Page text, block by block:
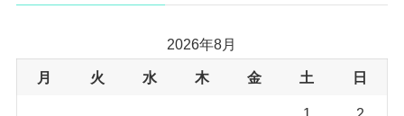
2026年8月
月 火 水 木 金 土 日